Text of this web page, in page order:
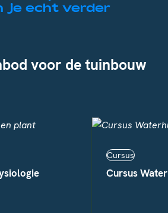
je echt verder
voor de tuinbouw
Cursus
Cursus